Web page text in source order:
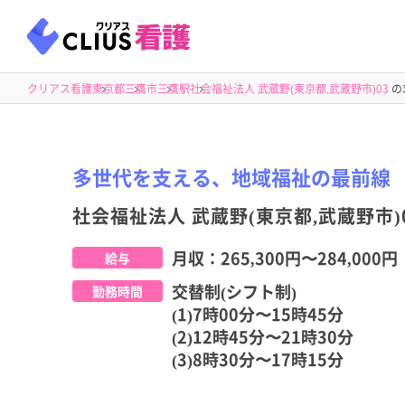
クリアス看護東京都三鷹市三鷹駅社会福祉法人 武蔵野(東京都,武蔵野市)03 の
多世代を支える、地域福祉の最前線
社会福祉法人 武蔵野(東京都,武蔵野市
給与 月収： 265,300円〜284,000円
勤務時間
交替制(シフト制)
(1)7時00分〜15時45分
(2)12時45分〜21時30分
(3)8時30分〜17時15分